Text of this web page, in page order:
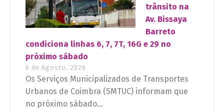
trânsito na
Av. Bissaya
Barreto
condiciona linhas 6, 7, 7T, 16G e 29 no
próximo sábado
6 de Agosto, 2026
Os Serviços Municipalizados de Transportes
Urbanos de Coimbra (SMTUC) informam que
no próximo sábado...